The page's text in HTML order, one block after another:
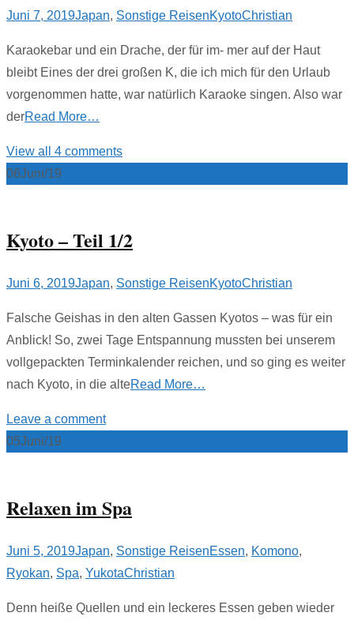
Juni 7, 2019Japan, Sonstige ReisenKyotoChristian
Karaokebar und ein Drache, der für im- mer auf der Haut
bleibt Eines der drei großen K, die ich mich für den Urlaub
vorgenommen hatte, war natürlich Karaoke singen. Also war
derRead More…
View all 4 comments
06Juni/19
Kyoto – Teil 1/2
Juni 6, 2019Japan, Sonstige ReisenKyotoChristian
Falsche Geishas in den alten Gassen Kyotos – was für ein
Anblick! So, zwei Tage Entspannung mussten bei unserem
vollgepackten Terminkalender reichen, und so ging es weiter
nach Kyoto, in die alteRead More…
Leave a comment
05Juni/19
Relaxen im Spa
Juni 5, 2019Japan, Sonstige ReisenEssen, Komono,
Ryokan, Spa, YukotaChristian
Denn heiße Quellen und ein leckeres Essen geben wieder